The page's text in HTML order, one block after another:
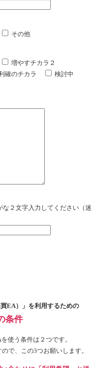
その他
増やすチカラ２
確のチカラ
検討中
２文字入力してください（迷
EA）」を利用するための
条件
使う条件は２つです。
で、この3つお願いします。